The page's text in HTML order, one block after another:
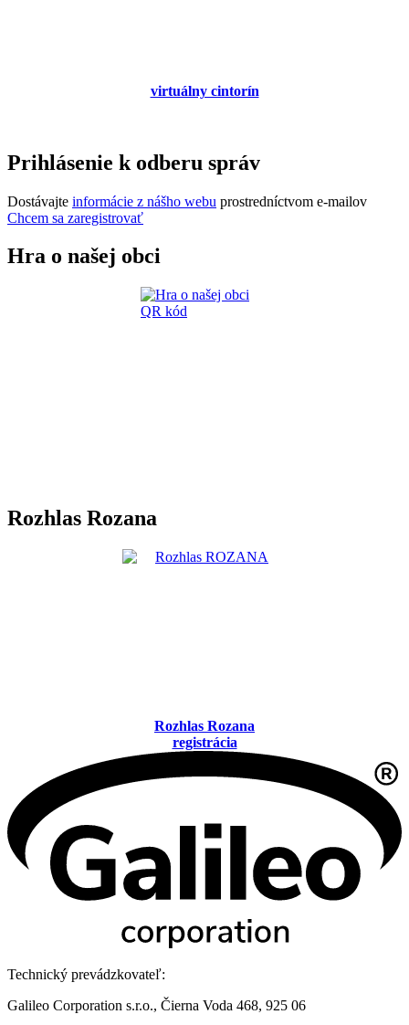
virtuálny cintorín
Prihlásenie k odberu správ
Dostávajte informácie z nášho webu prostredníctvom e-mailov
Chcem sa zaregistrovať
Hra o našej obci
Rozhlas Rozana
Rozhlas Rozana
registrácia
Technický prevádzkovateľ:
Galileo Corporation s.r.o., Čierna Voda 468, 925 06